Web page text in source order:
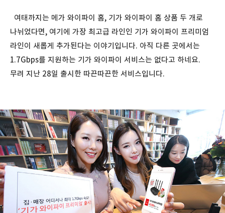
여태까지는 메가 와이파이 홈, 기가 와이파이 홈 상품 두 개로
나뉘었다면, 여기에 가장 최고급 라인인 기가 와이파이 프리미엄
라인이 새롭게 추가된다는 이야기입니다. 아직 다른 곳에서는
1.7Gbps를 지원하는 기가 와이파이 서비스는 없다고 하네요.
무려 지난 28일 출시한 따끈따끈한 서비스입니다.